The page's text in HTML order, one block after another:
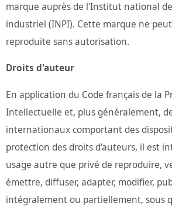
marque auprès de l'Institut national
industriel (INPI). Cette marque ne
reproduite sans autorisation.
Droits d'auteur
En application du Code français de la
Intellectuelle et, plus généralement,
internationaux comportant des
protection des droits d'auteurs, il est
usage autre que privé de reproduire,
émettre, diffuser, adapter, modifier,
intégralement ou partiellement, sous